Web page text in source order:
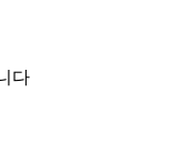
다